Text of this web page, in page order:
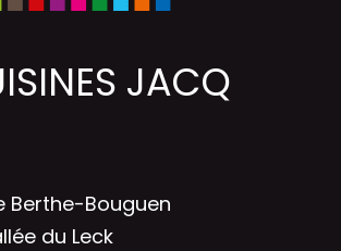
JACQ
Berthe-Bouguen
du Leck